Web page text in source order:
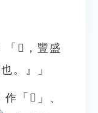
𣟒，豐盛
。』」
「𣞤」、